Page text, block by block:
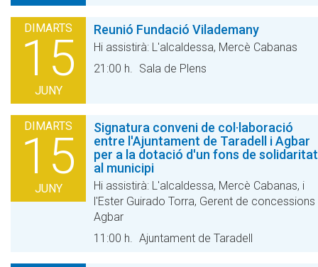
DIMARTS
15
JUNY
Reunió Fundació Vilademany
Hi assistirà: L'alcaldessa, Mercè Cabanas
21:00 h. Sala de Plens
DIMARTS
15
JUNY
Signatura conveni de col·laboració
entre l'Ajuntament de Taradell i Agbar
per a la dotació d'un fons de solidaritat
al municipi
Hi assistirà: L'alcaldessa, Mercè Cabanas, i
l'Ester Guirado Torra, Gerent de concessions
Agbar
11:00 h. Ajuntament de Taradell